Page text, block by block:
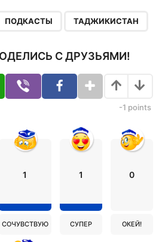
ПОДКАСТЫ ТАДЖИКИСТАН
С ДРУЗЬЯМИ!
-1 points
1
СОЧУВСТВУЮ
1
СУПЕР
0
ОКЕЙ!